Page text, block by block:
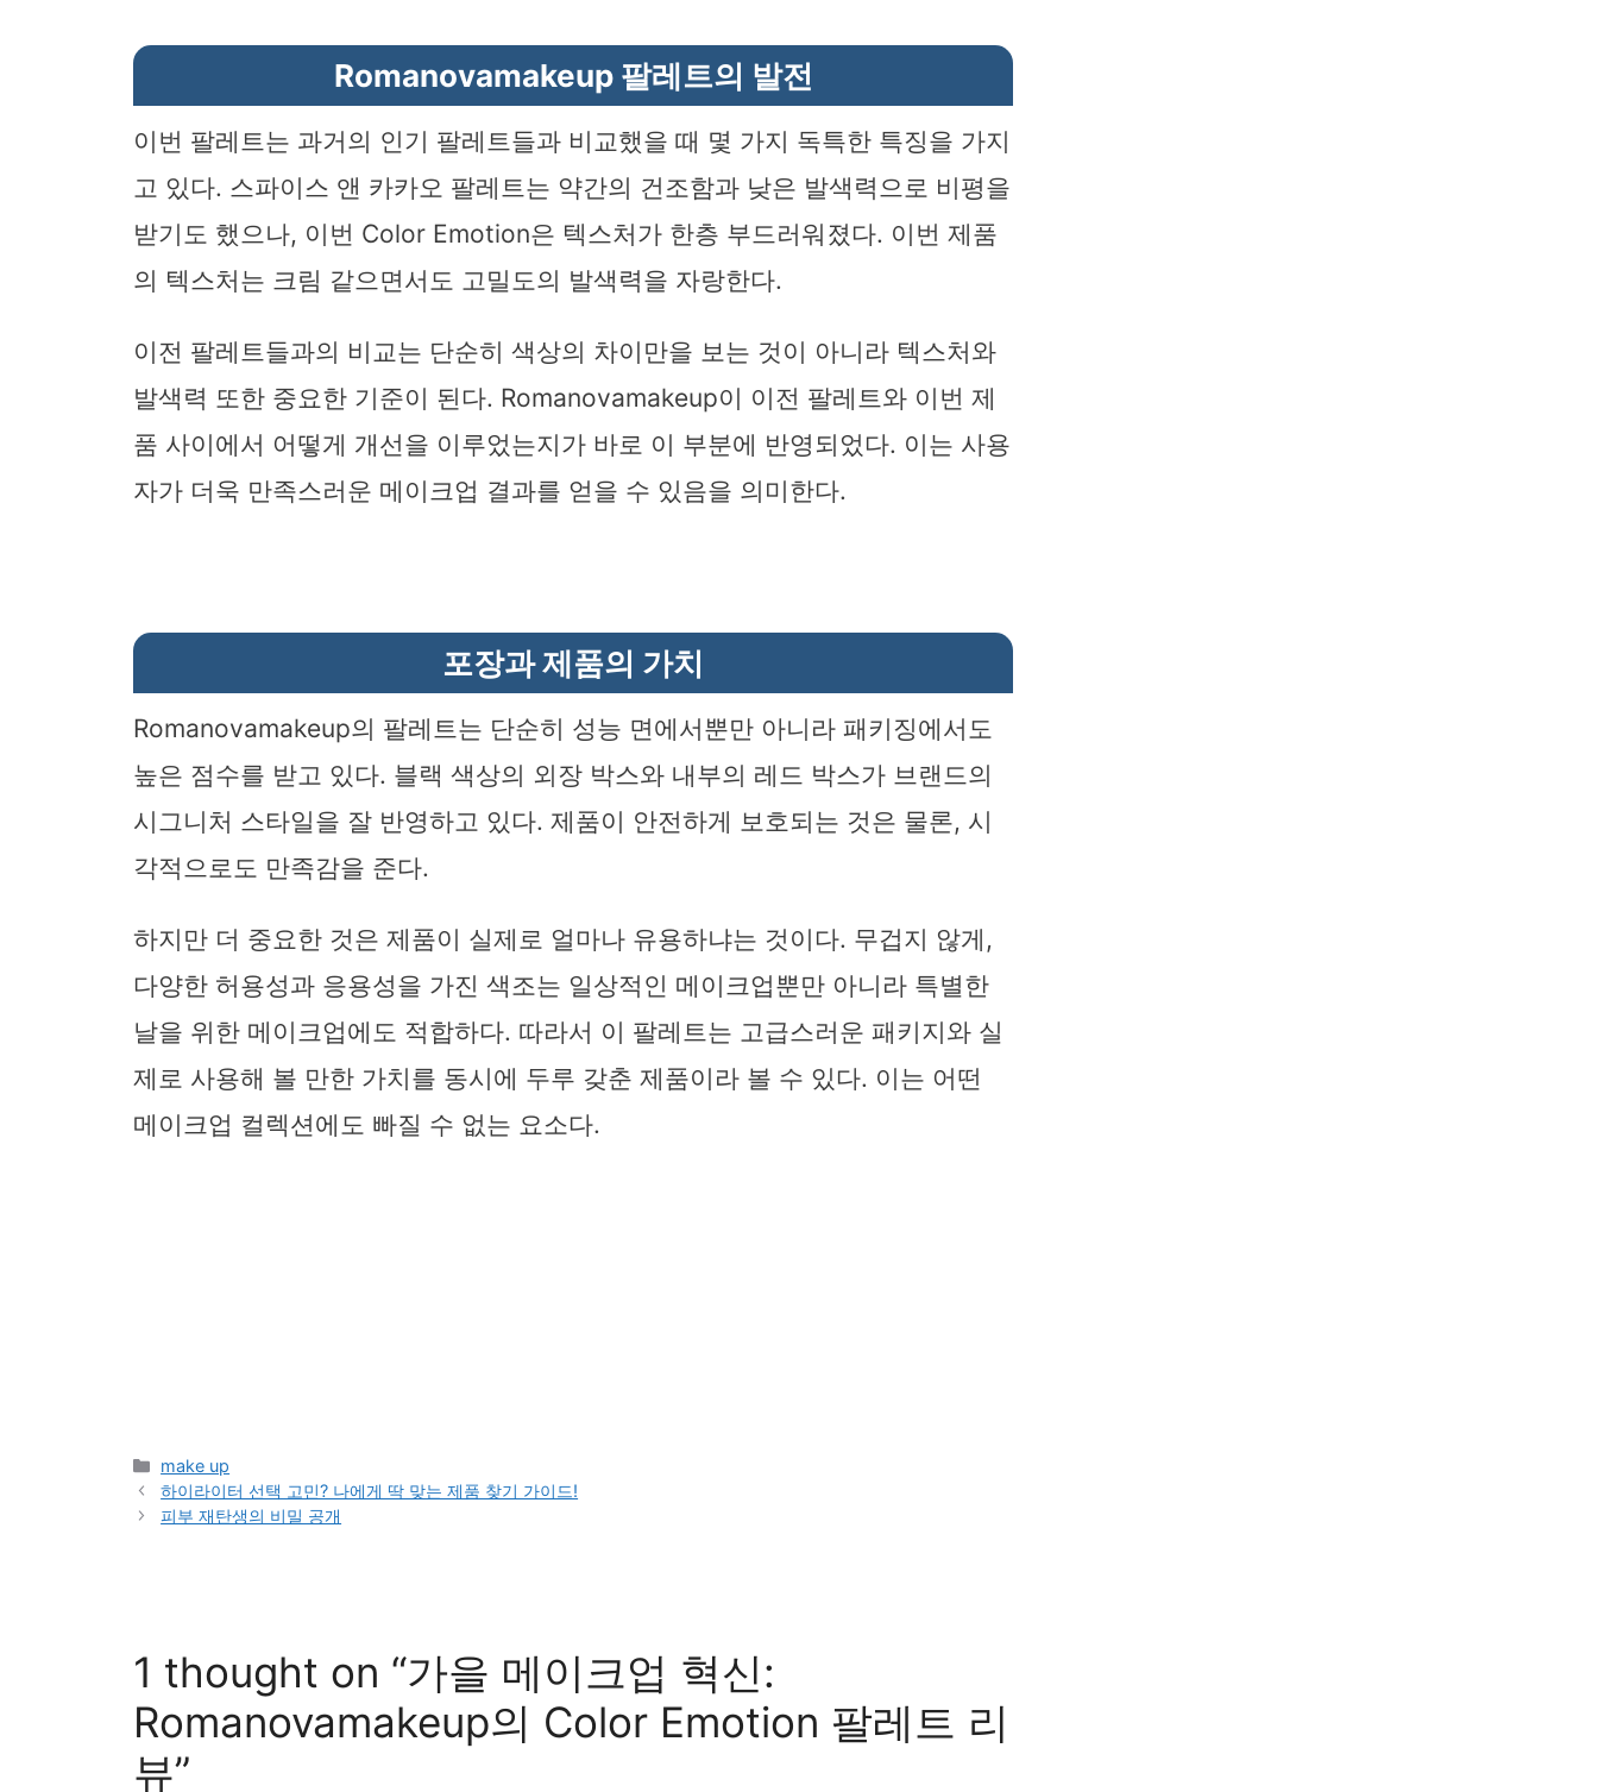
Romanovamakeup 팔레트의 발전
이번 팔레트는 과거의 인기 팔레트들과 비교했을 때 몇 가지 독특한 특징을 가지
고 있다. 스파이스 앤 카카오 팔레트는 약간의 건조함과 낮은 발색력으로 비평을
받기도 했으나, 이번 Color Emotion은 텍스처가 한층 부드러워졌다. 이번 제품
의 텍스처는 크림 같으면서도 고밀도의 발색력을 자랑한다.
이전 팔레트들과의 비교는 단순히 색상의 차이만을 보는 것이 아니라 텍스처와
발색력 또한 중요한 기준이 된다. Romanovamakeup이 이전 팔레트와 이번 제
품 사이에서 어떻게 개선을 이루었는지가 바로 이 부분에 반영되었다. 이는 사용
자가 더욱 만족스러운 메이크업 결과를 얻을 수 있음을 의미한다.
포장과 제품의 가치
Romanovamakeup의 팔레트는 단순히 성능 면에서뿐만 아니라 패키징에서도
높은 점수를 받고 있다. 블랙 색상의 외장 박스와 내부의 레드 박스가 브랜드의
시그니처 스타일을 잘 반영하고 있다. 제품이 안전하게 보호되는 것은 물론, 시
각적으로도 만족감을 준다.
하지만 더 중요한 것은 제품이 실제로 얼마나 유용하냐는 것이다. 무겁지 않게,
다양한 허용성과 응용성을 가진 색조는 일상적인 메이크업뿐만 아니라 특별한
날을 위한 메이크업에도 적합하다. 따라서 이 팔레트는 고급스러운 패키지와 실
제로 사용해 볼 만한 가치를 동시에 두루 갖춘 제품이라 볼 수 있다. 이는 어떤
메이크업 컬렉션에도 빠질 수 없는 요소다.
Categories
make up
하이라이터 선택 고민? 나에게 딱 맞는 제품 찾기 가이드!
피부 재탄생의 비밀 공개
1 thought on “가을 메이크업 혁신:
Romanovamakeup의 Color Emotion 팔레트 리
뷰”